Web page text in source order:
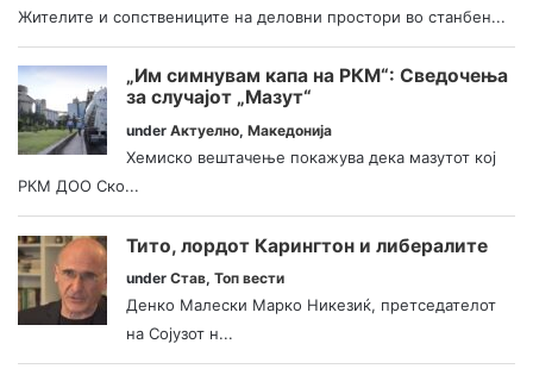
Жителите и сопствениците на деловни простори во станбен...
„Им симнувам капа на РКМ“: Сведочења
за случајот „Мазут“
under Актуелно, Македонија
Хемиско вештачење покажува дека мазутот кој
РКМ ДОО Ско...
Тито, лордот Карингтон и либералите
under Став, Топ вести
Денко Малески Марко Никезиќ, претседателот
на Сојузот н...